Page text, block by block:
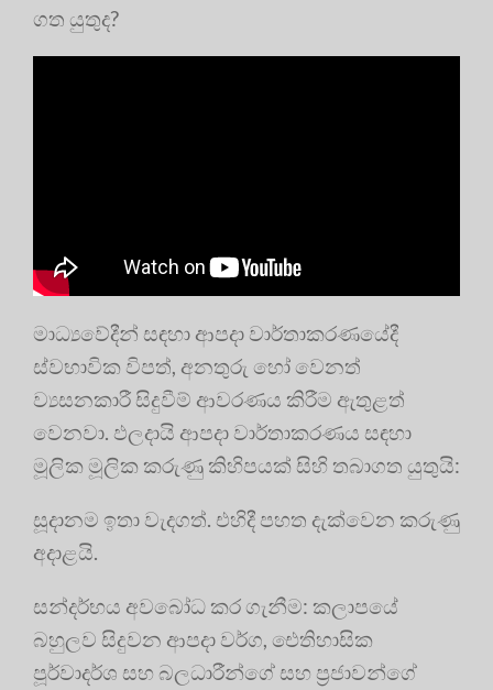
ගත යුතුද?
මාධ්‍යවේදීන් සඳහා ආපදා වාර්තාකරණයේදී
ස්වභාවික විපත්, අනතුරු හෝ වෙනත්
ව්‍යසනකාරී සිදුවීම් ආවරණය කිරීම ඇතුළත්
වෙනවා. ඵලදායි ආපදා වාර්තාකරණය සඳහා
මූලික මූලික කරුණු කිහිපයක් සිහි තබාගත යුතුයි:
සූදානම ඉතා වැදගත්. එහිදී පහත දැක්වෙන කරුණු
අදාළයි.
සන්දර්භය අවබෝධ කර ගැනීම: කලාපයේ
බහුලව සිදුවන ආපදා වර්ග, ඓතිහාසික
පූර්වාදර්ශ සහ බලධාරීන්ගේ සහ ප්‍රජාවන්ගේ